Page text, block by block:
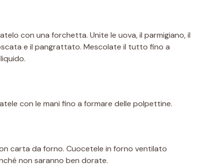
con una forchetta. Unite le uova, il parmigiano, il
e il pangrattato. Mescolate il tutto fino a
con le mani fino a formare delle polpettine.
carta da forno. Cuocetele in forno ventilato
non saranno ben dorate.